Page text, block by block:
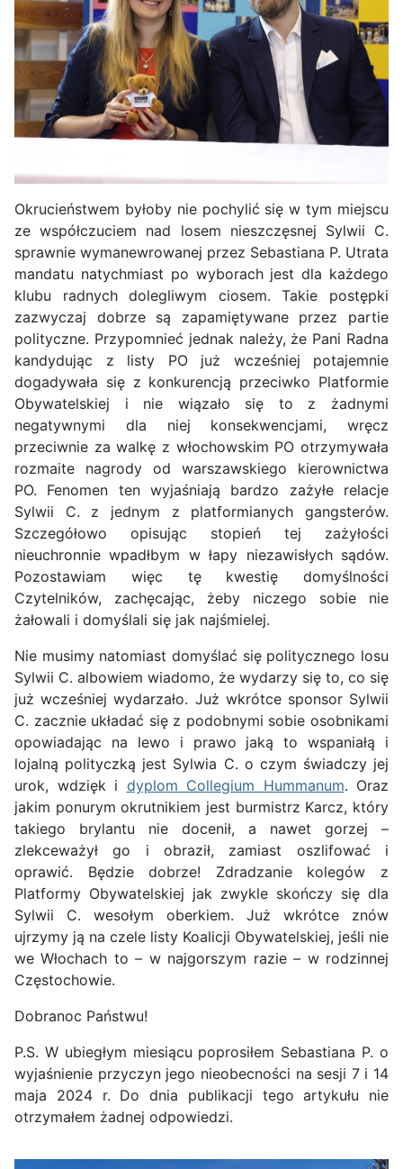
Okrucieństwem byłoby nie pochylić się w tym miejscu
ze współczuciem nad losem nieszczęsnej Sylwii C.
sprawnie wymanewrowanej przez Sebastiana P. Utrata
mandatu natychmiast po wyborach jest dla każdego
klubu radnych dolegliwym ciosem. Takie postępki
zazwyczaj dobrze są zapamiętywane przez partie
polityczne. Przypomnieć jednak należy, że Pani Radna
kandydując z listy PO już wcześniej potajemnie
dogadywała się z konkurencją przeciwko Platformie
Obywatelskiej i nie wiązało się to z żadnymi
negatywnymi dla niej konsekwencjami, wręcz
przeciwnie za walkę z włochowskim PO otrzymywała
rozmaite nagrody od warszawskiego kierownictwa
PO. Fenomen ten wyjaśniają bardzo zażyłe relacje
Sylwii C. z jednym z platformianych gangsterów.
Szczegółowo opisując stopień tej zażyłości
nieuchronnie wpadłbym w łapy niezawisłych sądów.
Pozostawiam więc tę kwestię domyślności
Czytelników, zachęcając, żeby niczego sobie nie
żałowali i domyślali się jak najśmielej.
Nie musimy natomiast domyślać się politycznego losu
Sylwii C. albowiem wiadomo, że wydarzy się to, co się
już wcześniej wydarzało. Już wkrótce sponsor Sylwii
C. zacznie układać się z podobnymi sobie osobnikami
opowiadając na lewo i prawo jaką to wspaniałą i
lojalną polityczką jest Sylwia C. o czym świadczy jej
urok, wdzięk i dyplom Collegium Hummanum. Oraz
jakim ponurym okrutnikiem jest burmistrz Karcz, który
takiego brylantu nie docenił, a nawet gorzej –
zlekceważył go i obraził, zamiast oszlifować i
oprawić. Będzie dobrze! Zdradzanie kolegów z
Platformy Obywatelskiej jak zwykle skończy się dla
Sylwii C. wesołym oberkiem. Już wkrótce znów
ujrzymy ją na czele listy Koalicji Obywatelskiej, jeśli nie
we Włochach to – w najgorszym razie – w rodzinnej
Częstochowie.
Dobranoc Państwu!
P.S. W ubiegłym miesiącu poprosiłem Sebastiana P. o
wyjaśnienie przyczyn jego nieobecności na sesji 7 i 14
maja 2024 r. Do dnia publikacji tego artykułu nie
otrzymałem żadnej odpowiedzi.